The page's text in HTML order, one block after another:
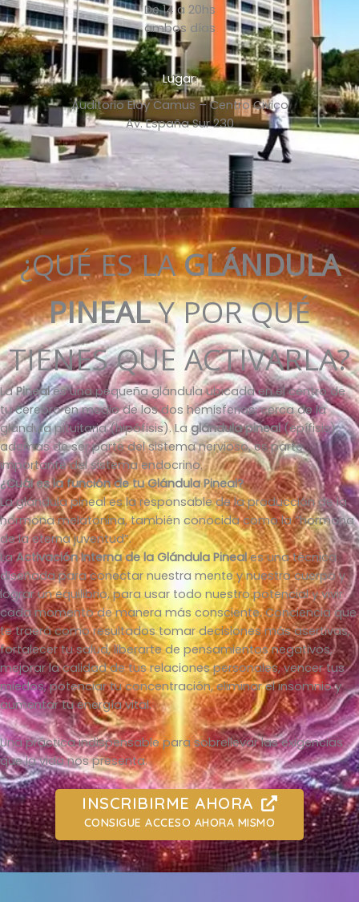
De 14 a 20hs
ambos días
Lugar:
Auditorio Eloy Camus – Centro Civico
Av. España Sur 230
¿QUÉ ES LAGLÁNDULA
PINEALY POR QUÉ
TIENES QUE ACTIVARLA?
LaPineales una pequeña glándula ubicada en el centro de
tu cerebro en medio de los dos hemisferios; cerca de la
glándula pituitaria (hipófisis). Laglándula pineal(epífisis),
además de ser parte del sistema nervioso, es parte
importante del sistema endocrino.
¿Cuál es la función de tu Glándula Pineal?
La glándula pineal es la responsable de la producción de la
hormona melatonina, también conocida como la “hormona
de la eterna juventud”.
LaActivación Interna de la Glándula Pineales una técnica
diseñada para conectar nuestra mente y nuestro cuerpo y
lograr un equilibrio, para usar todo nuestro potencial y vivir
cada momento de manera más consciente. Conciencia que
te traerá como resultados tomar decisiones más asertivas,
fortalecer tu salud, liberarte de pensamientos negativos,
mejorar la calidad de tus relaciones personales, vencer tus
miedos, potenciar tu concentración, eliminar el insomnio y
aumentar tu energía vital.
Una práctica indispensable para sobrellevar las exigencias
que la vida nos presenta.
INSCRIBIRME AHORA
CONSIGUE ACCESO AHORA MISMO